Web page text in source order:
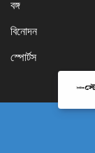
বঙ্গ
বিনোদন
স্পোর্টস